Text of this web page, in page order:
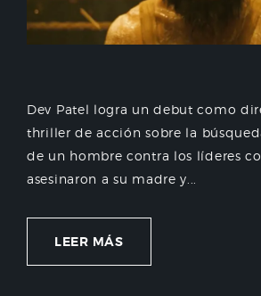
Dev Patel logra un debut como
thriller de acción sobre la
de un hombre contra los líderes
asesinaron a su madre y...
LEER MÁS